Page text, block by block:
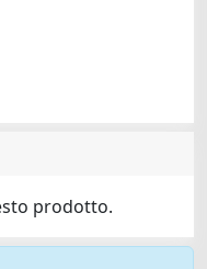
prodotto.